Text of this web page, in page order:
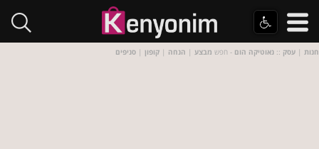
חנות | עסק :: נאוטיקה הום - חפש מבצע | הנחה | קופון | סניפים